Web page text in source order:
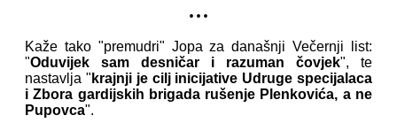
...
Kaže tako "premudri" Jopa za današnji Večernji list:
"Oduvijek sam desničar i razuman čovjek", te
nastavlja " krajnji je cilj inicijative Udruge specijalaca
i Zbora gardijskih brigada rušenje Plenkovića, a ne
Pupovca".